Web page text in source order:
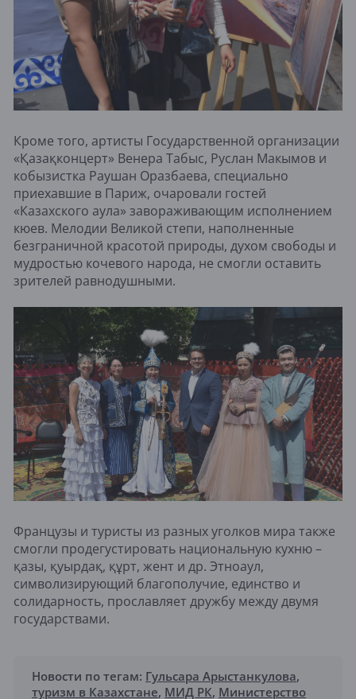
Кроме того, артисты Государственной организации
«Қазақконцерт» Венера Табыс, Руслан Макымов и
кобызистка Раушан Оразбаева, специально
приехавшие в Париж, очаровали гостей
«Казахского аула» завораживающим исполнением
кюев. Мелодии Великой степи, наполненные
безграничной красотой природы, духом свободы и
мудростью кочевого народа, не смогли оставить
зрителей равнодушными.
Французы и туристы из разных уголков мира также
смогли продегустировать национальную кухню –
қазы, қуырдақ, құрт, жент и др. Этноаул,
символизирующий благополучие, единство и
солидарность, прославляет дружбу между двумя
государствами.
Новости по тегам: Гульсара Арыстанкулова,
туризм в Казахстане, МИД РК, Министерство